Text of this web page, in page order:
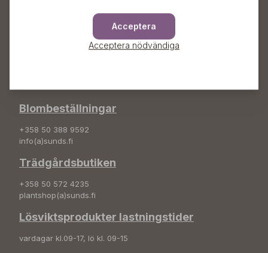
Blombeställningar
+358 50 388 9592
info(a)sunds.fi
Trädgårdsbutiken
+358 50 572 4235
plantshop(a)sunds.fi
Lösviktsprodukter lastningstider
vardagar kl.09-17, lö kl. 09-15
Acceptera
Acceptera nödvändiga